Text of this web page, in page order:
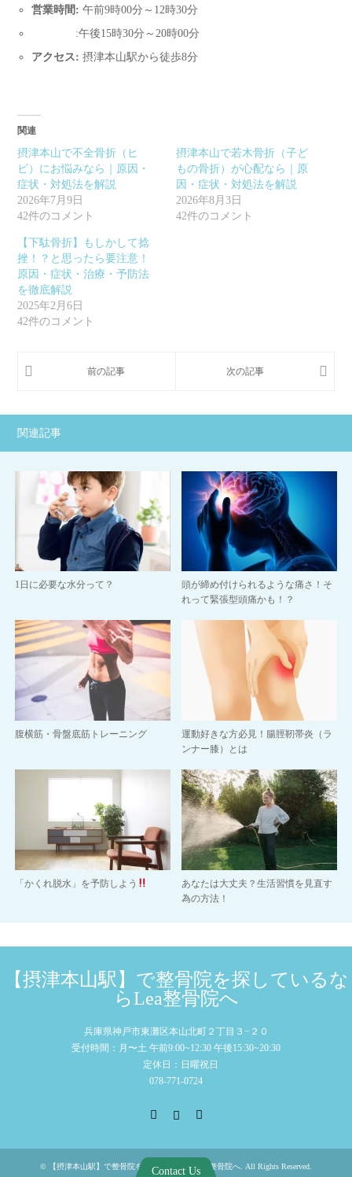
営業時間: 午前9時00分～12時30分
:午後15時30分～20時00分
アクセス: 摂津本山駅から徒歩8分
関連
摂津本山で不全骨折（ヒ
ビ）にお悩みなら｜原因・
症状・対処法を解説
2026年7月9日
42件のコメント
摂津本山で若木骨折（子ど
もの骨折）が心配なら｜原
因・症状・対処法を解説
2026年8月3日
42件のコメント
【下駄骨折】もしかして捻
挫！？と思ったら要注意！
原因・症状・治療・予防法
を徹底解説
2025年2月6日
42件のコメント
関連記事
1日に必要な水分って？
頭が締め付けられるような痛さ！そ
れって緊張型頭痛かも！？
腹横筋・骨盤底筋トレーニング
運動好きな方必見！腸脛靭帯炎（ラ
ンナー膝）とは
「かくれ脱水」を予防しよう
あなたは大丈夫？生活習慣を見直す
為の方法！
【摂津本山駅】で整骨院を探しているな
らLea整骨院へ
兵庫県神戸市東灘区本山北町２丁目３−２０
受付時間：月〜土 午前9:00~12:30 午後15:30~20:30
定休日：日曜祝日
078-771-0724
© 【摂津本山駅】で整骨院を探しているならLea整骨院へ . All Rights Reserved.
Contact Us